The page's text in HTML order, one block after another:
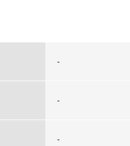
-
-
-